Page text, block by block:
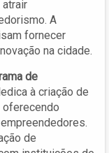
A
fornecer
na cidade.
de
à criação de
oferecendo
de